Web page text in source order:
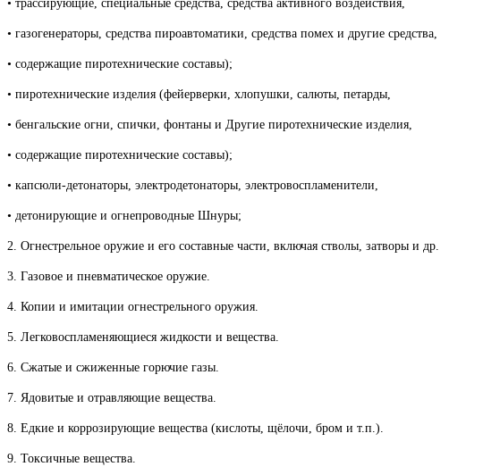
• трассирующие, специальные средства, средства активного воздействия,
• газогенераторы, средства пироавтоматики, средства помех и другие средства,
• содержащие пиротехнические составы);
• пиротехнические изделия (фейерверки, хлопушки, салюты, петарды,
• бенгальские огни, спички, фонтаны и Другие пиротехнические изделия,
• содержащие пиротехнические составы);
• капсюли-детонаторы, электродетонаторы, электровоспламенители,
• детонирующие и огнепроводные Шнуры;
2. Огнестрельное оружие и его составные части, включая стволы, затворы и др.
3. Газовое и пневматическое оружие.
4. Копии и имитации огнестрельного оружия.
5. Легковоспламеняющиеся жидкости и вещества.
6. Сжатые и сжиженные горючие газы.
7. Ядовитые и отравляющие вещества.
8. Едкие и коррозирующие вещества (кислоты, щёлочи, бром и т.п.).
9. Токсичные вещества.